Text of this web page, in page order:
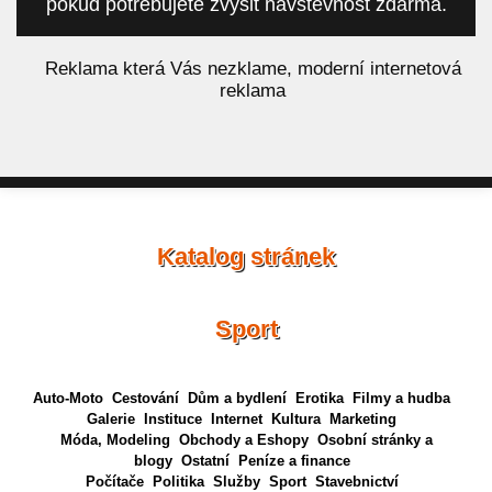
pokud potřebujete zvýšit návštěvnost zdarma.
Reklama která Vás nezklame, moderní internetová
reklama
Katalog stránek
Sport
Auto-Moto Cestování Dům a bydlení Erotika
Filmy a hudba
Galerie
Instituce Internet Kultura
Marketing
Móda, Modeling Obchody a Eshopy Osobní stránky a
blogy Ostatní
Peníze a finance
Počítače
Politika Služby Sport Stavebnictví